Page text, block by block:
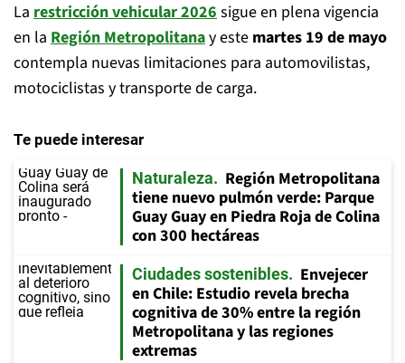
La restricción vehicular 2026sigue en plena vigencia
en la Región Metropolitanay este martes 19 de mayo
contempla nuevas limitaciones para automovilistas,
motociclistas y transporte de carga.
Te puede interesar
Naturaleza
Región Metropolitana
tiene nuevo pulmón verde: Parque
Guay Guay en Piedra Roja de Colina
con 300 hectáreas
Ciudades sostenibles
Envejecer
en Chile: Estudio revela brecha
cognitiva de 30% entre la región
Metropolitana y las regiones
extremas